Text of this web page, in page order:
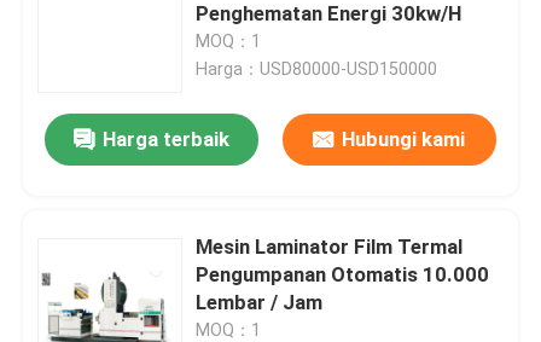
Kasus-kasus
Mesin Laminator Seruling
Penghematan Energi 30kw/H
MOQ：1
Harga：USD80000-USD150000
Harga terbaik Hubungi kami
Mesin Laminator Film Termal
Pengumpanan Otomatis 10.000
Lembar / Jam
MOQ：1